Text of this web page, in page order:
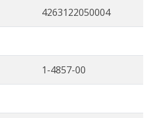
4263122050004
1-4857-00